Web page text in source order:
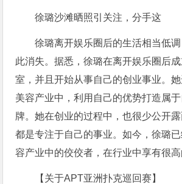
徐璐沙滩晒照引关注，分手这
徐璐离开娱乐圈后的生活相当低
此消失。据悉，徐璐在离开娱乐圈后
室，并且开始从事自己的创业事业。
美容产业中，利用自己的优势打造属
牌。她在创业的过程中，也很少公开
都是专注于自己的事业。如今，徐璐
容产业中的佼佼者，在行业中享有很高
【关于APT亚洲扑克巡回赛】